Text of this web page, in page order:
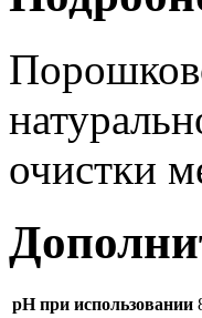
очистки
pH при использовании